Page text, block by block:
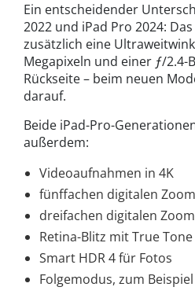
Ein entscheidender
2022 und iPad Pro 2024:
zusätzlich eine
Megapixeln und einer ƒ/2.4-
Rückseite – beim neuen
darauf.
Beide iPad-Pro-
außerdem:
Videoaufnahmen in 4K
fünffachen digitalen
dreifachen digitalen
Retina-Blitz mit True Tone
Smart HDR 4 für Fotos
Folgemodus, zum